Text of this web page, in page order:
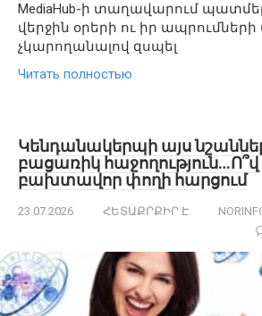
MediaHub-ի տաղավարում
վերջին օրերի ու իր ապրումների
չկարողանալով զսպել
Читать полностью
Կենդանակերպի այս
բացառիկ հաջողություն…Ո՞վ
բախտավոր փողի հարցում
23.07.2026 ՀԵՏԱՔՐՔԻՐ Է